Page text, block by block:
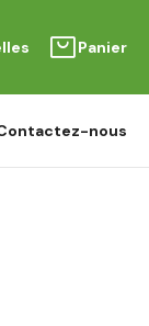
Panier
nous